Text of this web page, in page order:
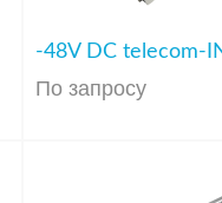
-48V DC telecom-
По запросу